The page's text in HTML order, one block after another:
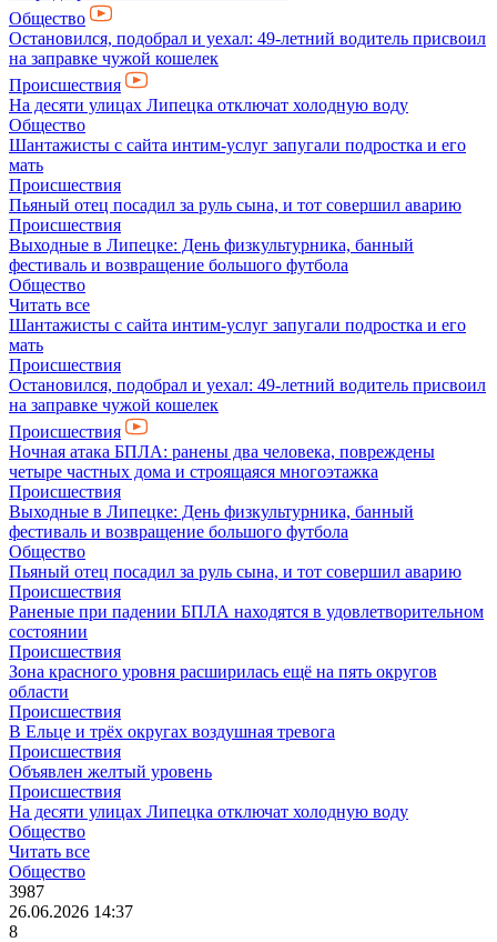
Общество
Остановился, подобрал и уехал: 49-летний водитель присвоил
на заправке чужой кошелек
Происшествия
На десяти улицах Липецка отключат холодную воду
Общество
Шантажисты с сайта интим-услуг запугали подростка и его
мать
Происшествия
Пьяный отец посадил за руль сына, и тот совершил аварию
Происшествия
Выходные в Липецке: День физкультурника, банный
фестиваль и возвращение большого футбола
Общество
Читать все
Шантажисты с сайта интим-услуг запугали подростка и его
мать
Происшествия
Остановился, подобрал и уехал: 49-летний водитель присвоил
на заправке чужой кошелек
Происшествия
Ночная атака БПЛА: ранены два человека, повреждены
четыре частных дома и строящаяся многоэтажка
Происшествия
Выходные в Липецке: День физкультурника, банный
фестиваль и возвращение большого футбола
Общество
Пьяный отец посадил за руль сына, и тот совершил аварию
Происшествия
Раненые при падении БПЛА находятся в удовлетворительном
состоянии
Происшествия
Зона красного уровня расширилась ещё на пять округов
области
Происшествия
В Ельце и трёх округах воздушная тревога
Происшествия
Объявлен желтый уровень
Происшествия
На десяти улицах Липецка отключат холодную воду
Общество
Читать все
Общество
3987
26.06.2026 14:37
8